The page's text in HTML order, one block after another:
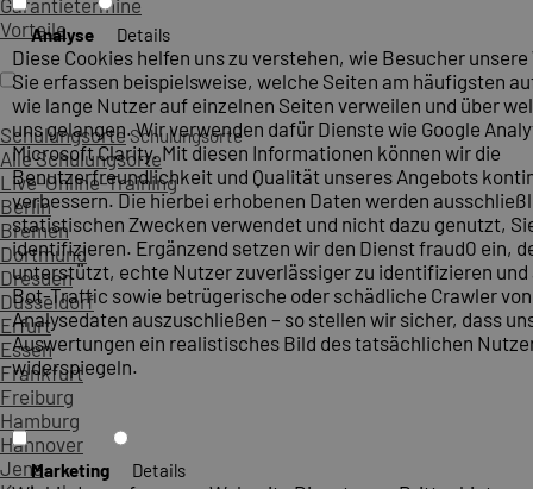
Vorteile
Schulungsorte Schulungsorte
Alle Schulungsorte
Live-Online-Training
Berlin
Bremen
Dortmund
Dresden
Düsseldorf
Erfurt
Essen
Frankfurt
Freiburg
Hamburg
Hannover
Jena
Analyse Details
Diese Cookies helfen uns zu verstehen, wie Besucher
Sie erfassen beispielsweise, welche Seiten am häufigsten
wie lange Nutzer auf einzelnen Seiten verweilen und über
uns gelangen. Wir verwenden dafür Dienste wie Google
Microsoft Clarity. Mit diesen Informationen können wir die
Benutzerfreundlichkeit und Qualität unseres Angebots
verbessern. Die hierbei erhobenen Daten werden
statistischen Zwecken verwendet und nicht dazu genutzt,
identifizieren. Ergänzend setzen wir den Dienst fraud0 ein,
unterstützt, echte Nutzer zuverlässiger zu identifizieren
Bot-Traffic sowie betrügerische oder schädliche Crawler
Analysedaten auszuschließen – so stellen wir sicher, dass
Auswertungen ein realistisches Bild des tatsächlichen
widerspiegeln.
Marketing Details